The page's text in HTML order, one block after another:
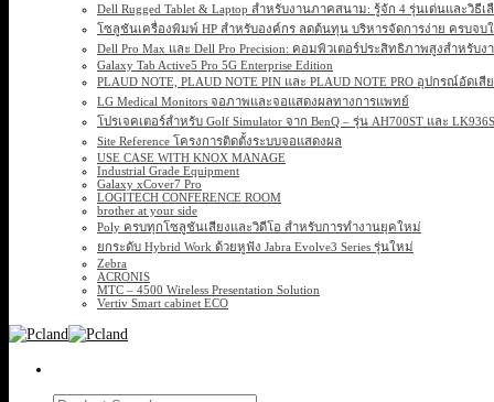
Dell Rugged Tablet & Laptop สำหรับงานภาคสนาม: รู้จัก 4 รุ่นเด่นและวิธีเ
โซลูชันเครื่องพิมพ์ HP สำหรับองค์กร ลดต้นทุน บริหารจัดการง่าย ครบจบ
Dell Pro Max และ Dell Pro Precision: คอมพิวเตอร์ประสิทธิภาพสูงสำหรับ
Galaxy Tab Active5 Pro 5G Enterprise Edition
PLAUD NOTE, PLAUD NOTE PIN และ PLAUD NOTE PRO อุปกรณ์อัด
LG Medical Monitors จอภาพและจอแสดงผลทางการแพทย์
โปรเจคเตอร์สำหรับ Golf Simulator จาก BenQ – รุ่น AH700ST และ
Site Reference โครงการติดตั้งระบบจอแสดงผล
USE CASE WITH KNOX MANAGE
Industrial Grade Equipment
Galaxy xCover7 Pro
LOGITECH CONFERENCE ROOM
brother at your side
Poly ครบทุกโซลูชันเสียงและวิดีโอ สำหรับการทำงานยุคใหม่
ยกระดับ Hybrid Work ด้วยหูฟัง Jabra Evolve3 Series รุ่นใหม่
Zebra
ACRONIS
MTC – 4500 Wireless Presentation Solution
Vertiv Smart cabinet ECO